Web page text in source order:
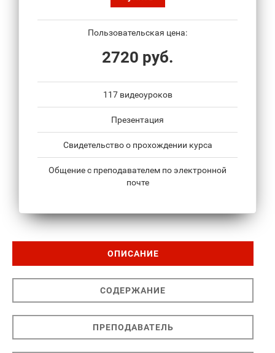
Пользовательская цена:
2720 руб.
117 видеоуроков
Презентация
Свидетельство о прохождении курса
Общение с преподавателем по электронной
почте
ОПИСАНИЕ
СОДЕРЖАНИЕ
ПРЕПОДАВАТЕЛЬ